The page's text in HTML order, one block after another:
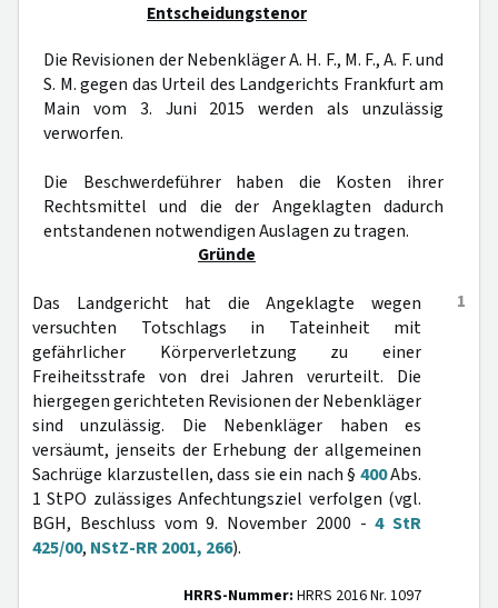
Entscheidungstenor
Die Revisionen der Nebenkläger A. H. F., M. F., A. F. und
S. M. gegen das Urteil des Landgerichts Frankfurt am
Main vom 3. Juni 2015 werden als unzulässig
verworfen.
Die Beschwerdeführer haben die Kosten ihrer
Rechtsmittel und die der Angeklagten dadurch
entstandenen notwendigen Auslagen zu tragen.
Gründe
1
Das Landgericht hat die Angeklagte wegen
versuchten Totschlags in Tateinheit mit
gefährlicher Körperverletzung zu einer
Freiheitsstrafe von drei Jahren verurteilt. Die
hiergegen gerichteten Revisionen der Nebenkläger
sind unzulässig. Die Nebenkläger haben es
versäumt, jenseits der Erhebung der allgemeinen
Sachrüge klarzustellen, dass sie ein nach § 400Abs.
1 StPO zulässiges Anfechtungsziel verfolgen (vgl.
BGH, Beschluss vom 9. November 2000 -4 StR
425/00, NStZ-RR 2001, 266).
HRRS-Nummer: HRRS 2016 Nr. 1097